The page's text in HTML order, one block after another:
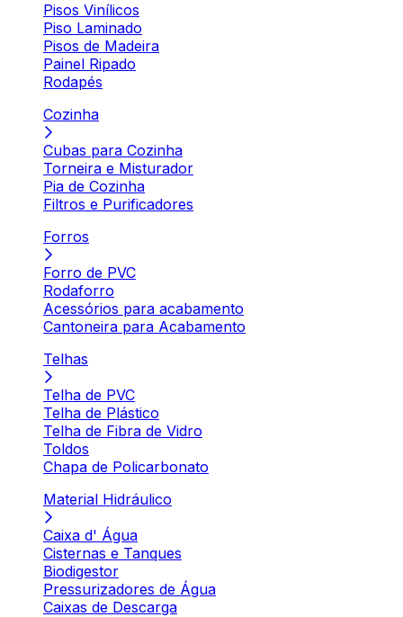
Pisos Vinílicos
Piso Laminado
Pisos de Madeira
Painel Ripado
Rodapés
Cozinha
Cubas para Cozinha
Torneira e Misturador
Pia de Cozinha
Filtros e Purificadores
Forros
Forro de PVC
Rodaforro
Acessórios para acabamento
Cantoneira para Acabamento
Telhas
Telha de PVC
Telha de Plástico
Telha de Fibra de Vidro
Toldos
Chapa de Policarbonato
Material Hidráulico
Caixa d' Água
Cisternas e Tanques
Biodigestor
Pressurizadores de Água
Caixas de Descarga